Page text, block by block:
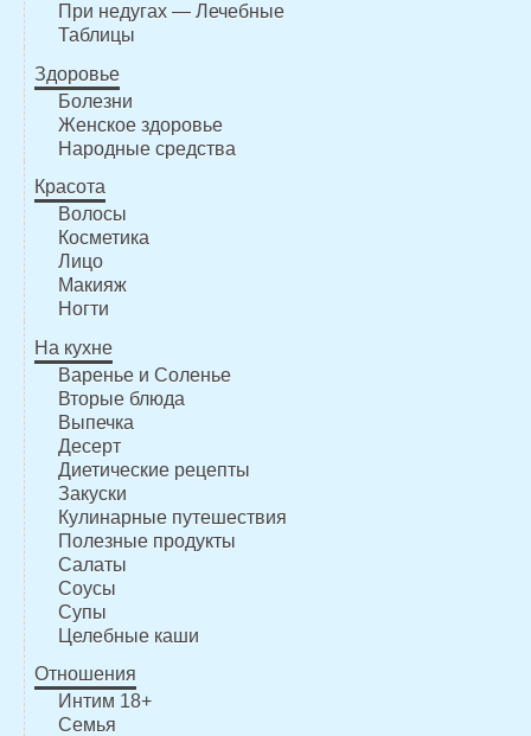
При недугах — Лечебные
Таблицы
Здоровье
Болезни
Женское здоровье
Народные средства
Красота
Волосы
Косметика
Лицо
Макияж
Ногти
На кухне
Варенье и Соленье
Вторые блюда
Выпечка
Десерт
Диетические рецепты
Закуски
Кулинарные путешествия
Полезные продукты
Салаты
Соусы
Супы
Целебные каши
Отношения
Интим 18+
Семья